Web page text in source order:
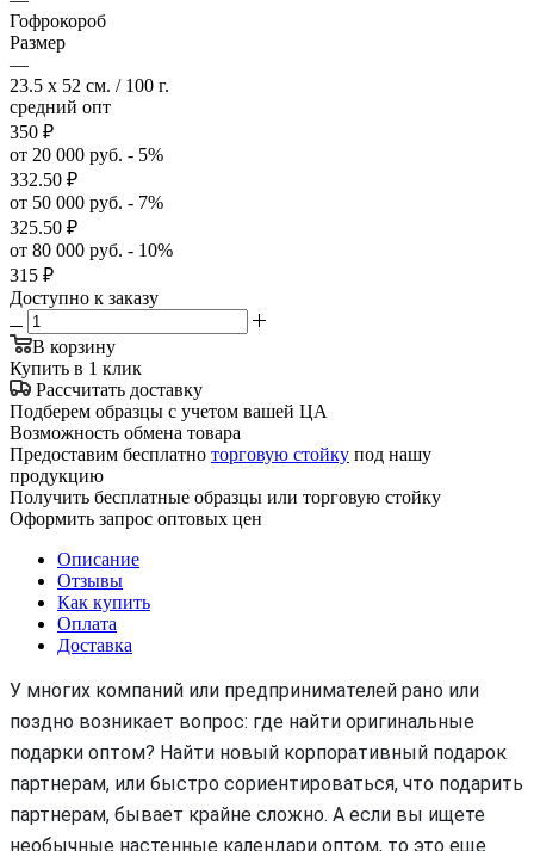
Гофрокороб
Размер
—
23.5 x 52 см. / 100 г.
средний опт
350 ₽
от 20 000 руб. - 5%
332.50 ₽
от 50 000 руб. - 7%
325.50 ₽
от 80 000 руб. - 10%
315 ₽
Доступно к заказу
В корзину
Купить в 1 клик
Рассчитать доставку
Подберем образцы с учетом вашей ЦА
Возможность обмена товара
Предоставим бесплатно торговую стойку под нашу
продукцию
Получить бесплатные образцы или торговую стойку
Оформить запрос оптовых цен
Описание
Отзывы
Как купить
Оплата
Доставка
У многих компаний или предпринимателей рано или
поздно возникает вопрос: где найти оригинальные
подарки оптом? Найти новый корпоративный подарок
партнерам, или быстро сориентироваться, что подарить
партнерам, бывает крайне сложно. А если вы ищете
необычные настенные календари оптом, то это еще